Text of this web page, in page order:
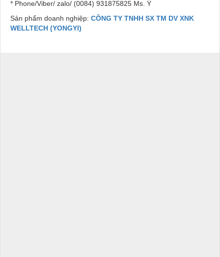
* Phone/Viber/ zalo/ (0084) 931875825 Ms. Ý
Sản phẩm doanh nghiệp: CÔNG TY TNHH SX TM DV XNK
WELLTECH (YONGYI)